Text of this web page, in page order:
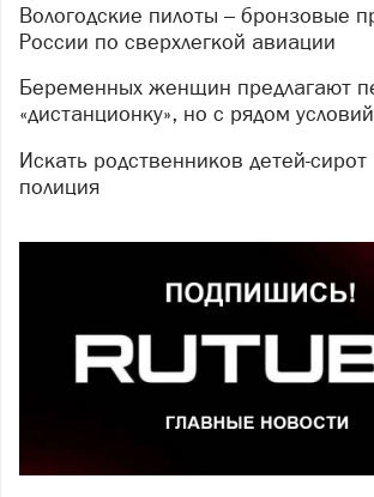
Вологодские пилоты – бронзовые призеры Кубка
России по сверхлегкой авиации
Беременных женщин предлагают переводить на
«дистанционку», но с рядом условий
Искать родственников детей-сирот поможет
полиция